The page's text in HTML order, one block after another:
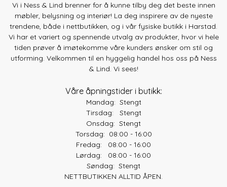
Vi i Ness & Lind brenner for å kunne tilby deg det beste innen
møbler, belysning og interiør! La deg inspirere av de nyeste
trendene, både i nettbutikken, og i vår fysiske butikk i Harstad.
Vi har et variert og spennende utvalg av produkter, hvor vi hele
tiden prøver å imøtekomme våre kunders ønsker om stil og
utforming. Velkommen til en hyggelig handel hos oss på Ness
& Lind. Vi sees!
Våre åpningstider i butikk:
Mandag: Stengt
Tirsdag: Stengt
Onsdag: Stengt
Torsdag: 08:00 - 16:00
Fredag: 08:00 - 16:00
Lørdag: 08:00 - 16:00
Søndag: Stengt
NETTBUTIKKEN ALLTID ÅPEN.